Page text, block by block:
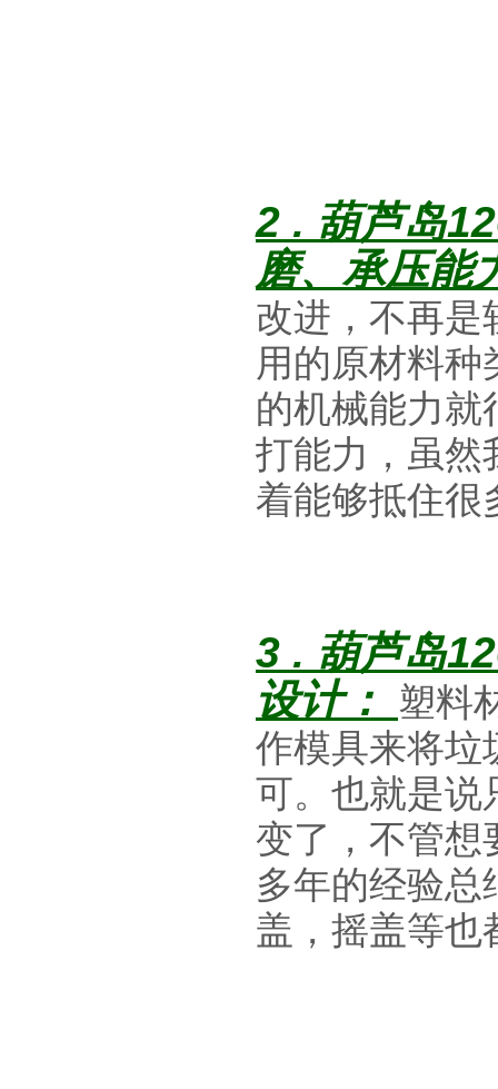
2 . 葫芦岛
磨、承压能
改进，不再是
用的原材料种
的机械能力就
打能力，虽然
着能够抵住很
3 . 葫芦岛
设计：
塑料
作模具来将垃
可。也就是说
变了，不管想
多年的经验总
盖，摇盖等也